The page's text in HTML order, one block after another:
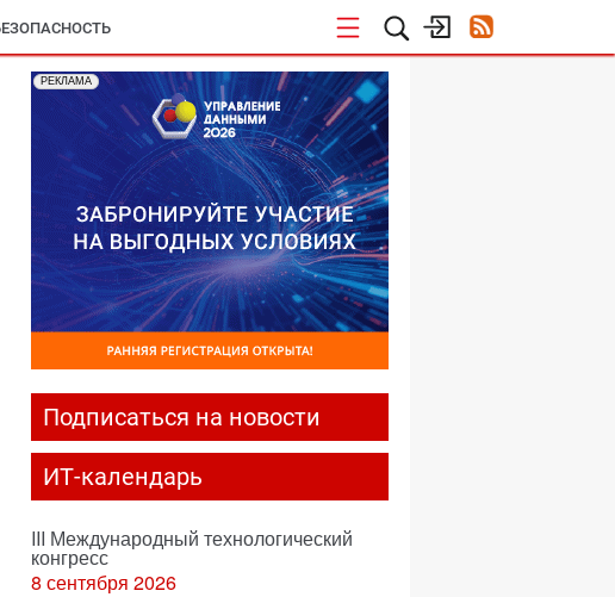
РЕКЛАМА
Подписаться на новости
ИТ-календарь
III Международный технологический
конгресс
8 сентября 2026